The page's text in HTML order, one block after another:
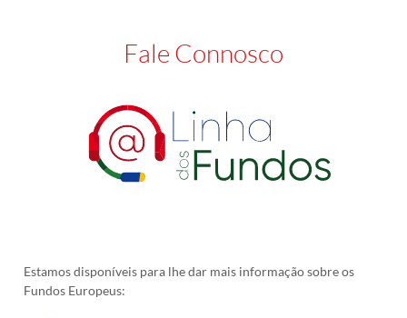
Fale Connosco
Estamos disponíveis para lhe dar mais informação sobre os
Fundos Europeus: